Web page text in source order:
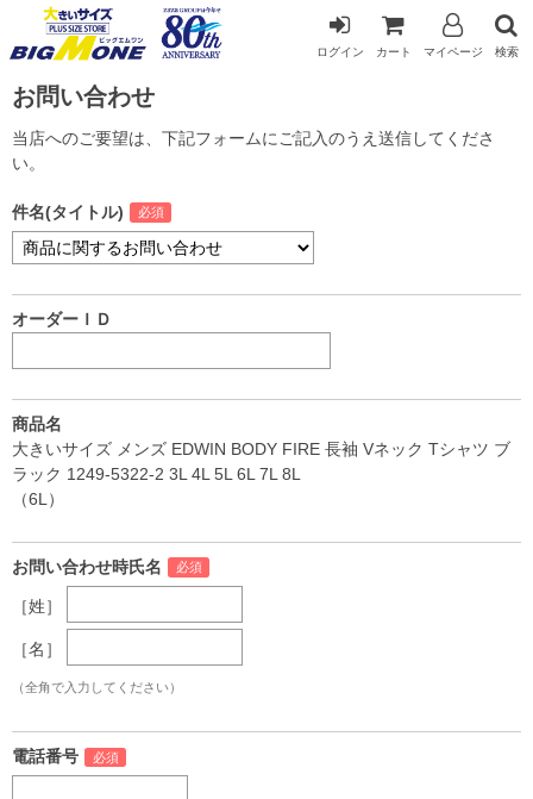
ログイン カート マイページ 検索
お問い合わせ
当店へのご要望は、下記フォームにご記入のうえ送信してくださ
い。
件名(タイトル)
オーダーＩＤ
商品名
大きいサイズ メンズ EDWIN BODY FIRE 長袖 Vネック Tシャツ ブ
ラック 1249-5322-2 3L 4L 5L 6L 7L 8L
（6L）
お問い合わせ時氏名
［姓］
［名］
（全角で入力してください）
電話番号